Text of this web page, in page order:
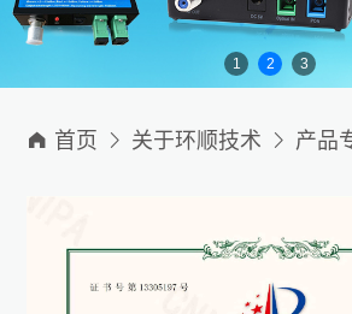
1 2 3
 首页  关于环顺技术  产品